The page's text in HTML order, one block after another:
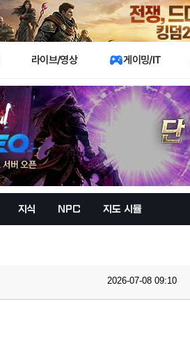
라이브/영상 게이밍/IT
지식 NPC 지도 시뮬
2026-07-08 09:10